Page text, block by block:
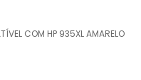
COM HP 935XL AMARELO